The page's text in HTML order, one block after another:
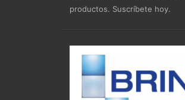
productos. Suscríbete hoy.